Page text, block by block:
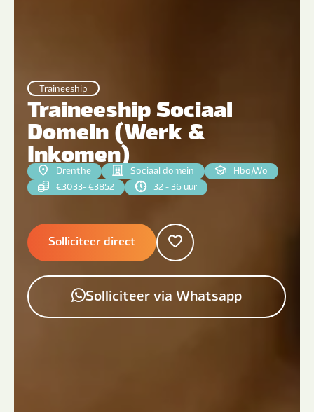
Traineeship
Traineeship Sociaal
Domein (Werk &
Inkomen)
Drenthe Sociaal domein Hbo|Wo
€3033- €3852
32 - 36 uur
Solliciteer direct
Solliciteer via Whatsapp